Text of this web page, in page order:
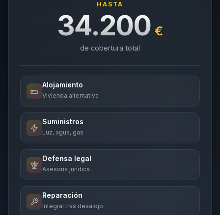
HASTA
34.200 €
de cobertura total
Alojamiento
Vivienda alternativa
Suministros
Luz, agua, gas
Defensa legal
Asesoría jurídica
Reparación
Integral tras desalojo